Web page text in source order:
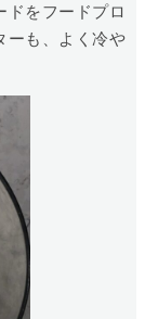
をフードプロ
ーも、よく冷や